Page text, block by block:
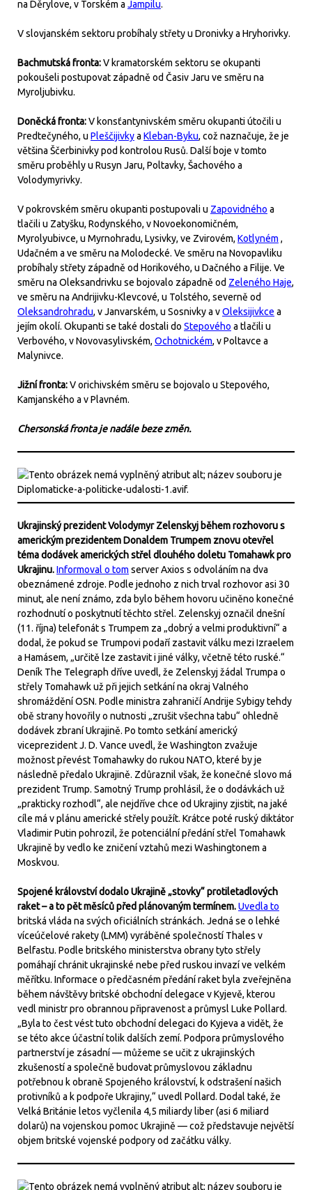
na Děrylove, v Torském a Jampilu.
V slovjanském sektoru probíhaly střety u Dronivky a Hryhorivky.
Bachmutská fronta:V kramatorském sektoru se okupanti
pokoušeli postupovat západně od Časiv Jaru ve směru na
Myroljubivku.
Doněcká fronta:V konsťantynivském směru okupanti útočili u
Predtečyného, u Pleščijivkya Kleban-Byku, což naznačuje, že je
většina Ščerbinivky pod kontrolou Rusů. Další boje v tomto
směru proběhly u Rusyn Jaru, Poltavky, Šachového a
Volodymyrivky.
V pokrovském směru okupanti postupovali u Zapovidného a
tlačili u Zatyšku, Rodynského, v Novoekonomičném,
Myrolyubivce, u Myrnohradu, Lysivky, ve Zvirovém, Kotlyném ,
Udačném a ve směru na Molodecké. Ve směru na Novopavliku
probíhaly střety západně od Horikového, u Dačného a Filije. Ve
směru na Oleksandrivku se bojovalo západně od Zeleného Haje,
ve směru na Andrijivku-Klevcové, u Tolstého, severně od
Oleksandrohradu, v Janvarském, u Sosnivky a vOleksijivkce a
jejím okolí. Okupanti se také dostali do Stepového a tlačili u
Verbového, v Novovasylivském, Ochotnickém, v Poltavce a
Malynivce.
Jižní fronta:V orichivském směru se bojovalo u Stepového,
Kamjanského a v Plavném.
Chersonská fronta je nadále beze změn.
Ukrajinský prezident Volodymyr Zelenskyj během rozhovoru s
americkým prezidentem Donaldem Trumpem znovu otevřel
téma dodávek amerických střel dlouhého doletu Tomahawk pro
Ukrajinu.Informoval o tom server Axios s odvoláním na dva
obeznámené zdroje. Podle jednoho z nich trval rozhovor asi 30
minut, ale není známo, zda bylo během hovoru učiněno konečné
rozhodnutí o poskytnutí těchto střel. Zelenskyj označil dnešní
(11. října) telefonát s Trumpem za „dobrý a velmi produktivní“ a
dodal, že pokud se Trumpovi podaří zastavit válku mezi Izraelem
a Hamásem, „určitě lze zastavit i jiné války, včetně této ruské.“
Deník The Telegraph dříve uvedl, že Zelenskyj žádal Trumpa o
střely Tomahawk už při jejich setkání na okraj Valného
shromáždění OSN. Podle ministra zahraničí Andrije Sybigy tehdy
obě strany hovořily o nutnosti „zrušit všechna tabu“ ohledně
dodávek zbraní Ukrajině. Po tomto setkání americký
viceprezident J. D. Vance uvedl, že Washington zvažuje
možnost převést Tomahawky do rukou NATO, které by je
následně předalo Ukrajině. Zdůraznil však, že konečné slovo má
prezident Trump. Samotný Trump prohlásil, že o dodávkách už
„prakticky rozhodl“, ale nejdříve chce od Ukrajiny zjistit, na jaké
cíle má v plánu americké střely použít. Krátce poté ruský diktátor
Vladimir Putin pohrozil, že potenciální předání střel Tomahawk
Ukrajině by vedlo ke zničení vztahů mezi Washingtonem a
Moskvou.
Spojené království dodalo Ukrajině „stovky“ protiletadlových
raket – a to pět měsíců před plánovaným termínem.Uvedla to
britská vláda na svých oficiálních stránkách. Jedná se o lehké
víceúčelové rakety (LMM) vyráběné společností Thales v
Belfastu. Podle britského ministerstva obrany tyto střely
pomáhají chránit ukrajinské nebe před ruskou invazí ve velkém
měřítku. Informace o předčasném předání raket byla zveřejněna
během návštěvy britské obchodní delegace v Kyjevě, kterou
vedl ministr pro obrannou připravenost a průmysl Luke Pollard.
„Byla to čest vést tuto obchodní delegaci do Kyjeva a vidět, že
se této akce účastní tolik dalších zemí. Podpora průmyslového
partnerství je zásadní — můžeme se učit z ukrajinských
zkušeností a společně budovat průmyslovou základnu
potřebnou k obraně Spojeného království, k odstrašení našich
protivníků a k podpoře Ukrajiny,“ uvedl Pollard. Dodal také, že
Velká Británie letos vyčlenila 4,5 miliardy liber (asi 6 miliard
dolarů) na vojenskou pomoc Ukrajině — což představuje největší
objem britské vojenské podpory od začátku války.